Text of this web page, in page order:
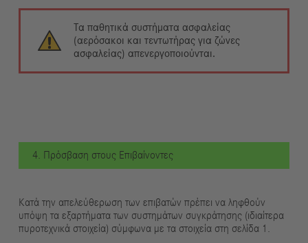
Τα παθητικά συστήματα ασφαλείας
(αερόσακοι και τεντωτήρας για ζώνες
ασφαλείας) απενεργοποιούνται.
4. Πρόσβαση στους Επιβαίνοντες
Κατά την απελεύθερωση των επιβατών πρέπει να ληφθούν
υπόψη τα εξαρτήματα των συστημάτων συγκράτησης (ιδιαίτερα
πυροτεχνικά στοιχεία) σύμφωνα με τα στοιχεία στη σελίδα 1.